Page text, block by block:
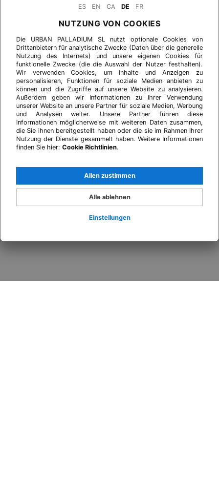
ES EN CA DE FR
NUTZUNG VON COOKIES
Die URBAN PALLADIUM SL nutzt optionale Cookies von
Drittanbietern für analytische Zwecke (Daten über die generelle
Nutzung des Internets) und unsere eigenen Cookies für
funktionelle Zwecke (die die Auswahl der Nutzer festhalten).
Wir verwenden Cookies, um Inhalte und Anzeigen zu
personalisieren, Funktionen für soziale Medien anbieten zu
können und die Zugriffe auf unsere Website zu analysieren.
Außerdem geben wir Informationen zu Ihrer Verwendung
unserer Website an unsere Partner für soziale Medien, Werbung
und Analysen weiter. Unsere Partner führen diese
Informationen möglicherweise mit weiteren Daten zusammen,
die Sie ihnen bereitgestellt haben oder die sie im Rahmen Ihrer
Nutzung der Dienste gesammelt haben. Weitere Informationen
finden Sie hier: Cookie Richtlinien.
Einstellungen
Alle ablehnen
Allen zustimmen